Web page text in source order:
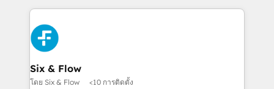
complex use cases 🏆 CRM Implementation,
Platform Enablement, Custom Integration and
Certified
concreto de tu operación en HubSpot. La entrega
toma de 1 a 3 semanas por caso, abordamos varios
en paralelo cuando tiene sentido, y siempre
confirmamos resultados antes de seguir avanzando.
Empiezas a ver resultados antes de que termine el
mes. 🏆 HubSpot Partner of the Year 2022, máximo
Six & Flow
โดย Six & Flow <10 การติดตั้ง